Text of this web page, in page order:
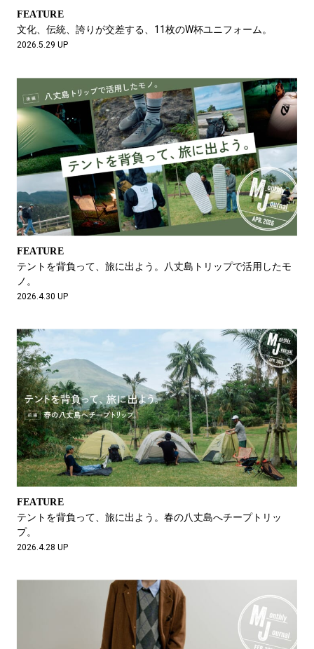
FEATURE
文化、伝統、誇りが交差する、11枚のW杯ユニフォーム。
2026.5.29 UP
FEATURE
テントを背負って、旅に出よう。八丈島トリップで活用したモ
ノ。
2026.4.30 UP
FEATURE
テントを背負って、旅に出よう。春の八丈島へチープトリッ
プ。
2026.4.28 UP